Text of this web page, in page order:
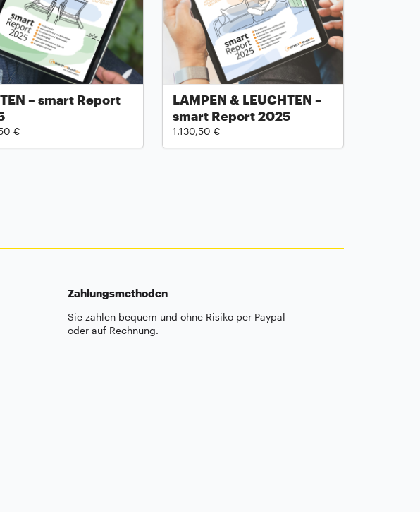
– smart Report
€
LAMPEN & LEUCHTEN –
smart Report 2025
1.130,50 €
Zahlungsmethoden
Sie zahlen bequem und ohne Risiko per Paypal
oder auf Rechnung.